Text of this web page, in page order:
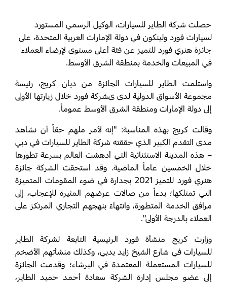
حصلت شركة الطاير للسيارات، الوكيل الرسمي المستورد
لسيارات فورد ولينكون في دولة الإمارات العربية المتحدة، على
جائزة هنري فورد للتميز عن فئة أعلى مستوى لإرضاء العملاء
في المبيعات والخدمة بمنطقة الشرق الأوسط.
واستلمت الطاير للسيارات الجائزة من ديان كريج، رئيسة
مجموعة الأسواق الدولية لدى ىشركة فورد خلال زيارتها الأولى
إلى دولة الإمارات ومنطقة الشرق الأوسط عموماً.
وقالت كريج بهذه المناسبة: "إنه لأمر ملهم حقاً أن نشاهد
مدى التقدم الكبير الذي حققته شركة الطاير للسيارات في دبي
– هذه المدينة الاستثنائية التي أدهشت العالم بسرعة تطورها
خلال الخمسين عاماً الماضية. وقد استحقت الشركة جائزة
هنري فورد للتميز 2021 بجدارة في ضوء المقومات المتميزة
التي تمتلكها؛ بدءاً من صالات عرضهم المثيرة للإعجاب، إلى
مرافق الخدمة المتطورة، وانتهاءً بنهجهم التجاري المرتكز على
العملاء بالدرجة الأولى".
وزارت كريج منشأة فورد الرئيسية التابعة لشركة الطاير
للسيارات في شارع الشيخ زايد بدبي، وكذلك منشأتهم الأضخم
للسيارات المستعملة المعتمدة في البرشاء؛ وقدمت الجائزة
إلى عضو مجلس إدارة الشركة سعادة أحمد حميد الطاير،